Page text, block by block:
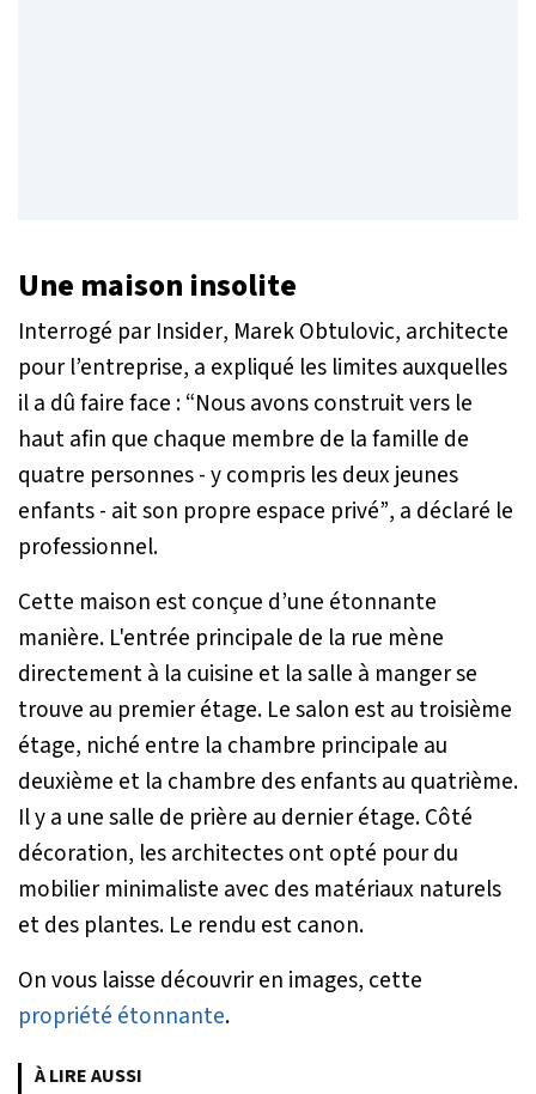
Une maison insolite
Interrogé par Insider, Marek Obtulovic, architecte
pour l’entreprise, a expliqué les limites auxquelles
il a dû faire face :“Nous avons construit vers le
haut afin que chaque membre de la famille de
quatre personnes - y compris les deux jeunes
enfants - ait son propre espace privé”, a déclaré le
professionnel.
Cette maison est conçue d’une étonnante
manière. L'entrée principale de la rue mène
directement à la cuisine et la salle à manger se
trouve au premier étage. Le salon est au troisième
étage, niché entre la chambre principale au
deuxième et la chambre des enfants au quatrième.
Il y a une salle de prière au dernier étage. Côté
décoration, les architectes ont opté pour du
mobilier minimaliste avec des matériaux naturels
et des plantes. Le rendu est canon.
On vous laisse découvrir en images, cette
propriété étonnante.
À LIRE AUSSI